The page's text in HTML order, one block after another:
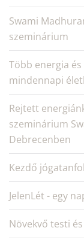
Swami
szeminárium
Több energia
mindennapi
Rejtett
szeminárium
Debrecenben
Kezdő
JelenLét - egy
Növekvő testi